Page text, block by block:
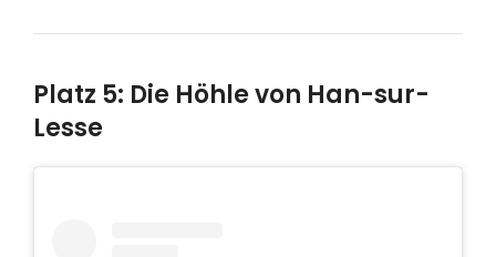
Platz 5: Die Höhle von Han-sur-
Lesse